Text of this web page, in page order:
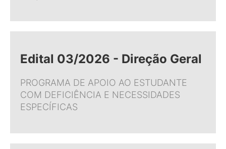
Edital 03/2026 - Direção Geral
PROGRAMA DE APOIO AO ESTUDANTE
COM DEFICIÊNCIA E NECESSIDADES
ESPECÍFICAS